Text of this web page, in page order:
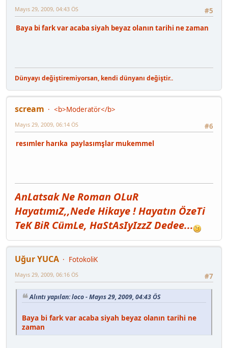
#5
Mayıs 29, 2009, 04:43 ÖS
Baya bi fark var acaba siyah beyaz olanın tarihi ne zaman
Dünyayı değiştiremiyorsan, kendi dünyanı değiştir..
scream
<b>Moderatör</b>
#6
Mayıs 29, 2009, 06:14 ÖS
resımler harıka paylasımşlar mukemmel
AnLatsak Ne Roman OLuR
HayatımıZ,,Nede Hikaye ! Hayatın ÖzeTi
TeK BiR CümLe, HaStAsIyIzzZ Dedee...
Uğur YUCA
FotokoliK
#7
Mayıs 29, 2009, 06:16 ÖS
Alıntı yapılan: loco - Mayıs 29, 2009, 04:43 ÖS
Baya bi fark var acaba siyah beyaz olanın tarihi ne
zaman